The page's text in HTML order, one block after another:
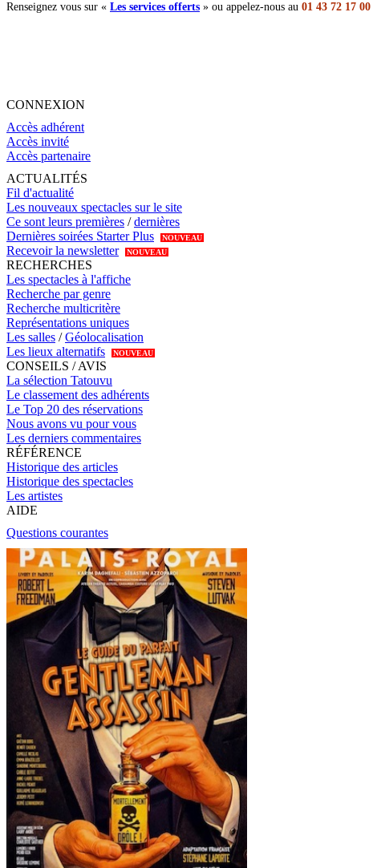
Renseignez vous sur « Les services offerts » ou appelez-nous au 01 43 72 17 00
CONNEXION
Accès adhérent
Accès invité
Accès partenaire
ACTUALITÉS
Fil d'actualité
Les nouveaux spectacles sur le site
Ce sont leurs premières /dernières
Dernières soirées Starter Plus
NOUVEAU
Recevoir la newsletter NOUVEAU
RECHERCHES
Les spectacles à l'affiche
Recherche par genre
Recherche multicritère
Représentations uniques
Les salles /Géolocalisation
Les lieux alternatifs
NOUVEAU
CONSEILS / AVIS
La sélection Tatouvu
Le classement des adhérents
Le Top 20 des réservations
Nous avons vu pour vous
Les derniers commentaires
RÉFÉRENCE
Historique des articles
Historique des spectacles
Les artistes
AIDE
Questions courantes